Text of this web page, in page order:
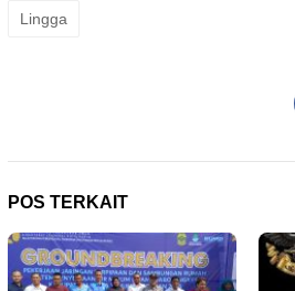
Lingga
POS TERKAIT